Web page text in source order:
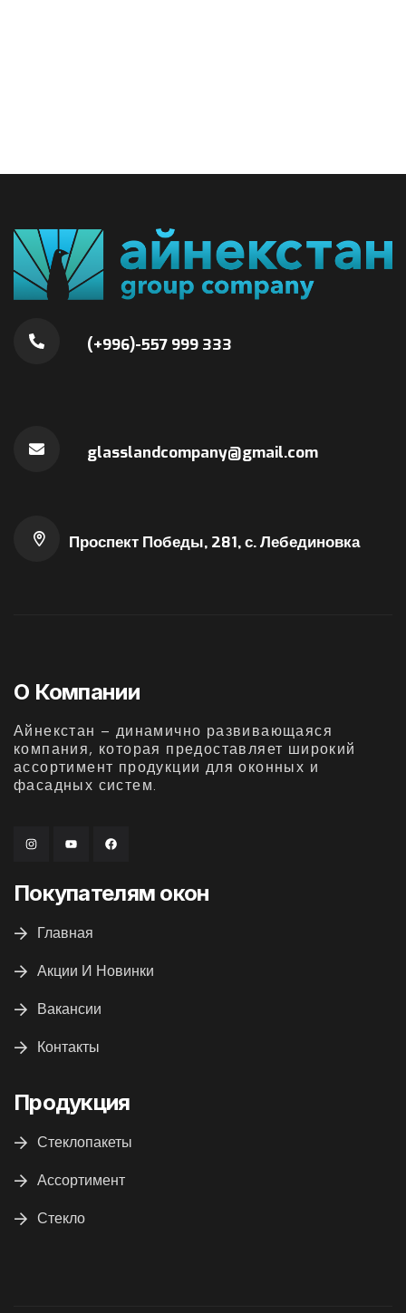
(+996)-557 999 333
glasslandcompany@gmail.com
Проспект Победы, 281, с. Лебединовка
О Компании
Айнекстан – динамично развивающаяся
компания, которая предоставляет широкий
ассортимент продукции для оконных и
фасадных систем.
Покупателям окон
Главная
Акции И Новинки
Вакансии
Контакты
Продукция
Стеклопакеты
Ассортимент
Стекло